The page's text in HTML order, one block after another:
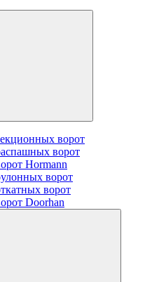
ворот
ворот
Hormann
ворот
ворот
Doorhan